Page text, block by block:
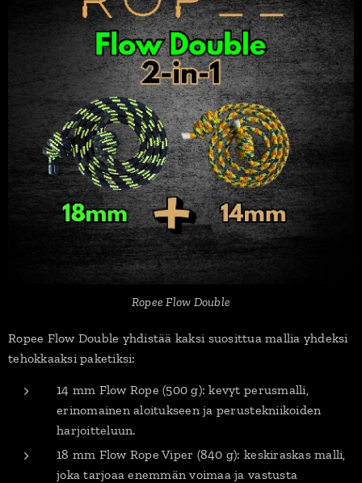
Ropee Flow Double
Ropee Flow Double yhdistää kaksi suosittua mallia yhdeksi
tehokkaaksi paketiksi:
14 mm Flow Rope (500 g): kevyt perusmalli,
erinomainen aloitukseen ja perustekniikoiden
harjoitteluun.
18 mm Flow Rope Viper (840 g): keskiraskas malli,
joka tarjoaa enemmän voimaa ja vastusta